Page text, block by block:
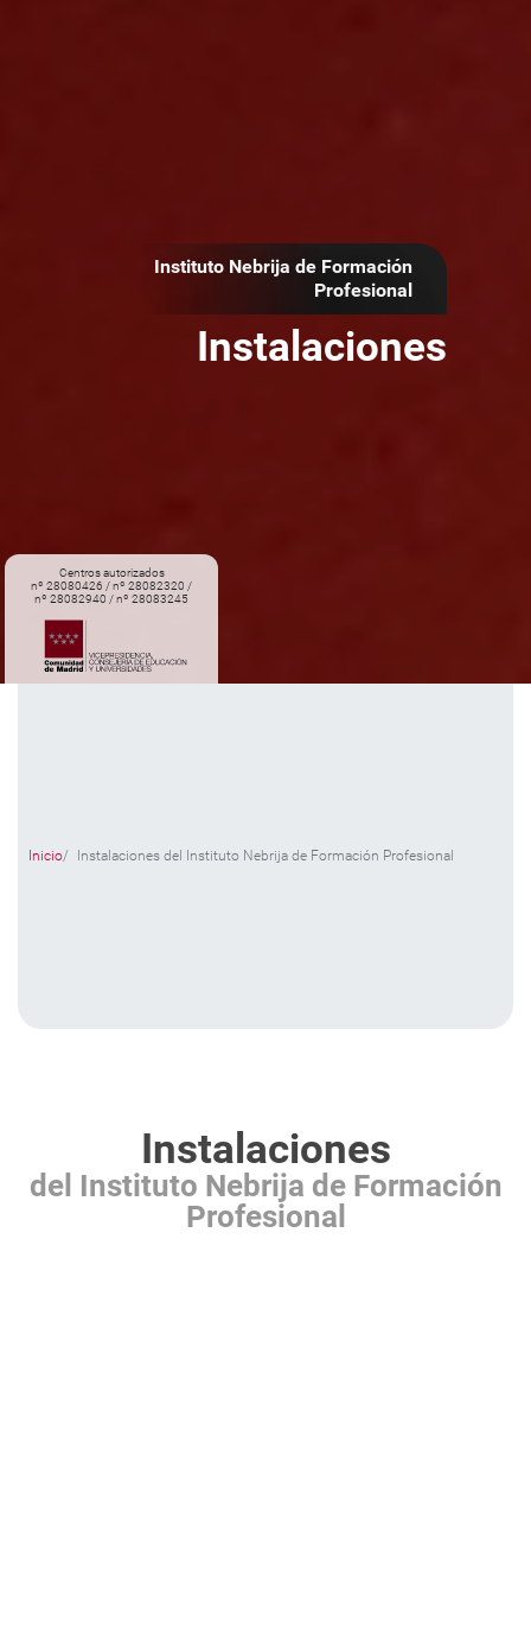
Centros autorizados
nº 28080426 / nº 28082320 /
nº 28082940 / nº 28083245
Instituto Nebrija de Formación
Profesional
Instalaciones
Inicio Instalaciones del Instituto Nebrija de Formación Profesional
Instalaciones
del Instituto Nebrija de Formación
Profesional